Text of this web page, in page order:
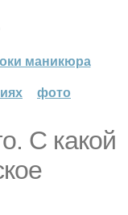
маникюра
фото
С какой